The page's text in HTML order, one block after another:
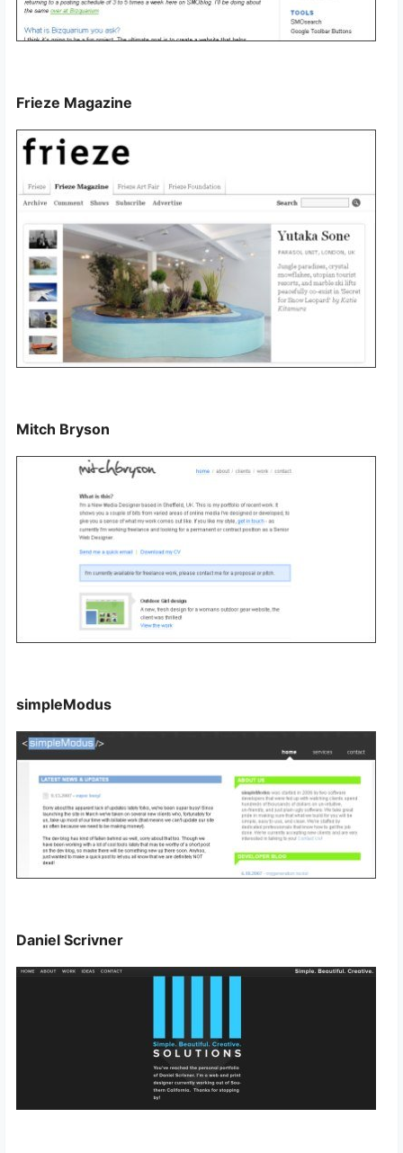
Frieze Magazine
Mitch Bryson
simpleModus
Daniel Scrivner